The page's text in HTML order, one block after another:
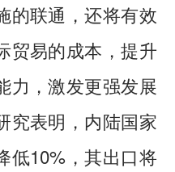
的联通，还将有效
贸易的成本，提升
力，激发更强发展
究表明，内陆国家
低10%，其出口将